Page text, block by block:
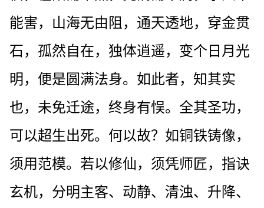
能害，山海无由阻，通天透地，穿金贯
石，孤然自在，独体逍遥，变个日月光
明，便是圆满法身。如此者，知其实
也，未免迁途，终身有悮。全其圣功，
可以超生出死。何以故？如铜铁铸像，
须用范模。若以修仙，须凭师匠，指诀
玄机，分明主客、动静、清浊、升降、